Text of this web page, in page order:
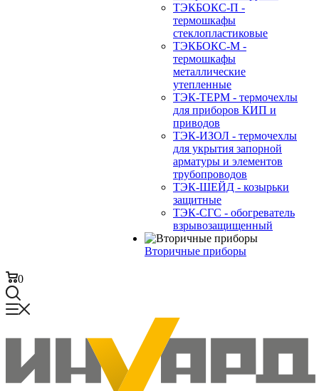
ТЭКБОКС-П -
термошкафы
стеклопластиковые
ТЭКБОКС-М -
термошкафы
металлические
утепленные
ТЭК-ТЕРМ - термочехлы
для приборов КИП и
приводов
ТЭК-ИЗОЛ - термочехлы
для укрытия запорной
арматуры и элементов
трубопроводов
ТЭК-ШЕЙД - козырьки
защитные
ТЭК-СГС - обогреватель
взрывозащищенный
Вторичные приборы
0